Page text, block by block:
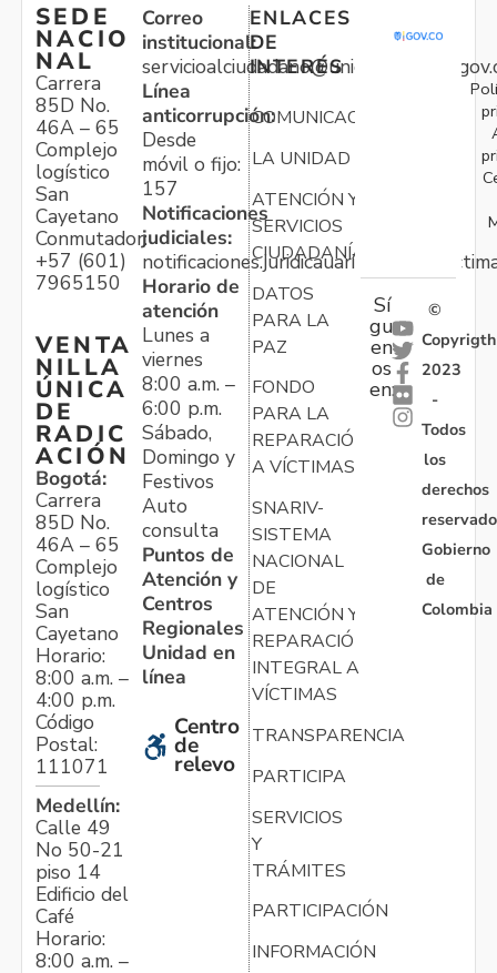
SEDE
NACIO
NAL
Carrera
85D No.
46A – 65
Complejo
logístico
San
Cayetano
Conmutador:
+57 (601)
7965150
VENTA
NILLA
ÚNICA
DE
RADIC
ACIÓN
Bogotá:
Carrera
85D No.
46A – 65
Complejo
logístico
San
Cayetano
Horario:
8:00 a.m. –
4:00 p.m.
Código
Postal:
111071
Medellín:
Calle 49
No 50-21
piso 14
Edificio del
Café
Horario:
8:00 a.m. –
Correo
institucional:
Línea
anticorrupción:
Desde
móvil o fijo:
157
Notificaciones
judiciales:
Horario de
atención
Lunes a
viernes
8:00 a.m. –
6:00 p.m.
Sábado,
Domingo y
Festivos
Auto
consulta
Puntos de
Atención y
Centros
Regionales
Unidad en
línea
Centro
de
relevo
ENLACES
DE
INTERÉS
COMUNICACIONES
LA UNIDAD
ATENCIÓN Y
SERVICIOS
CIUDADANÍA
DATOS
PARA LA
PAZ
FONDO
PARA LA
REPARACIÓN
A VÍCTIMAS
SNARIV-
SISTEMA
NACIONAL
DE
ATENCIÓN Y
REPARACIÓN
INTEGRAL A
VÍCTIMAS
TRANSPARENCIA
PARTICIPA
SERVICIOS
Y
TRÁMITES
PARTICIPACIÓN
INFORMACIÓN
Sí
gu
en
os
en:
©
Copyrigth
2023
-
Todos
los
derechos
Gobierno
de
Colombia